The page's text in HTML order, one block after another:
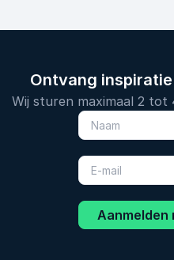
Ontvang
Wij sturen maximaal 2 tot